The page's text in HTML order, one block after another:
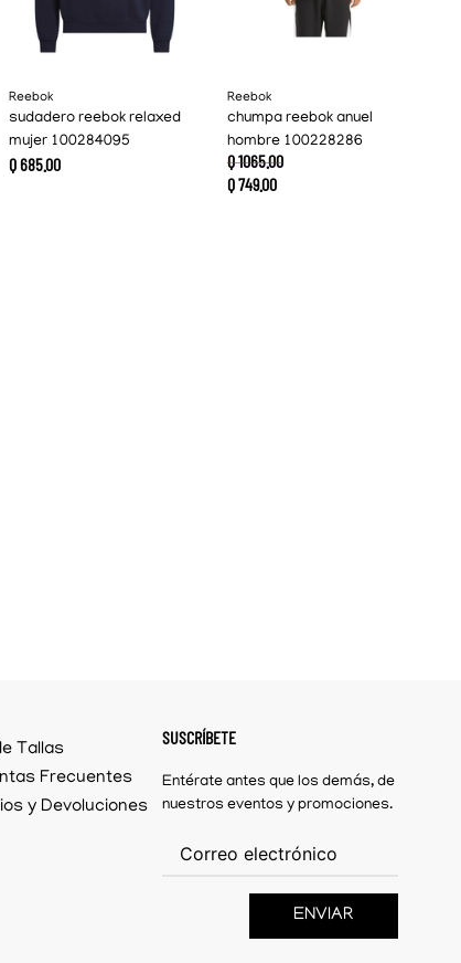
Reebok
sudadero reebok relaxed
mujer 100284095
Q68500
Reebok
chumpa reebok anuel
hombre 100228286
Q1065.00
Q749.00
Tallas
Frecuentes
y Devoluciones
SUSCRÍBETE
Entérate antes que los demás, de
nuestros eventos y promociones.
ENVIAR